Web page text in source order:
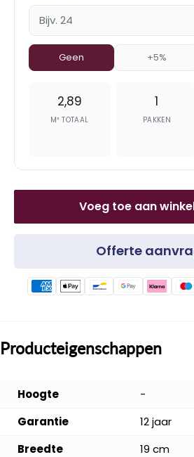
Geen +5%
2,89
M² TOTAAL
1
PAKKEN
Voeg toe aan
Offerte
Producteigenschappen
Hoogte
-
Garantie
12 jaar
Breedte
19 cm